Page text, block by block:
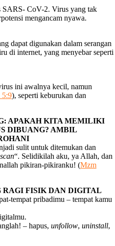
CoV-2. Virus yang tak
mengancam nyawa.
dapat digunakan dalam serangan
di internet, yang menyebar seperti
ini awalnya kecil, namun
5:9), seperti keburukan dan
APAKAH KITA MEMILIKI
DIBUANG? AMBIL
sulit untuk ditemukan dan
“. Selidikilah aku, ya Allah, dan
pikiran-pikiranku! (Mzm
FISIK DAN DIGITAL
tempat pribadimu – tempat kamu
– hapus, unfollow, uninstall,